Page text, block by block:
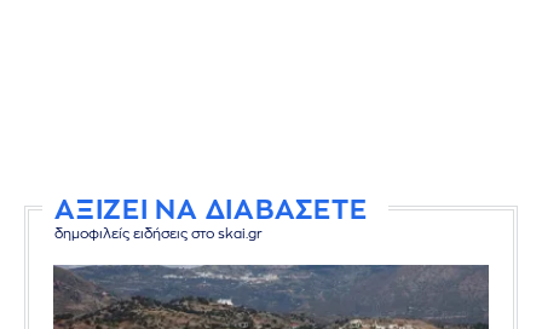
ΑΞΙΖΕΙ ΝΑ ΔΙΑΒΑΣΕΤΕ
δημοφιλείς ειδήσεις στο skai.gr